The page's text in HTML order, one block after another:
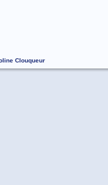
Clouqueur